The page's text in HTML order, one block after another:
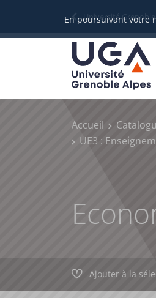
En poursuivant votre
Université
Accueil
UE3 :
Ajouter à la